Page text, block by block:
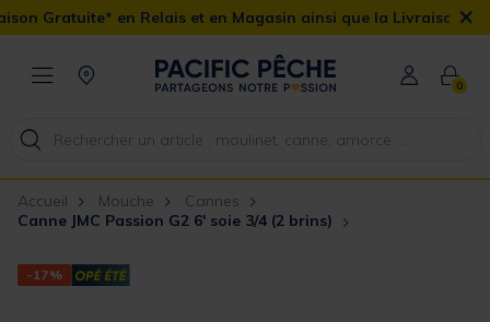
Gratuite* en Relais et en Magasin ainsi que la Livraison ×
0
Accueil Mouche
Cannes
Canne JMC Passion G2 6' soie 3/4 (2 brins)
-17%